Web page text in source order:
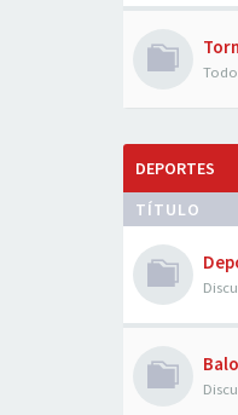
DEPORTES
TÍTULO